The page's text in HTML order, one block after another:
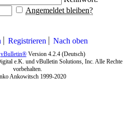
Angemeldet bleiben?
Registrieren Nach oben
vBulletin®Version 4.2.4 (Deutsch)
e.K. und vBulletin Solutions, Inc. Alle Rechte
vorbehalten.
Ankowitsch 1999-2020